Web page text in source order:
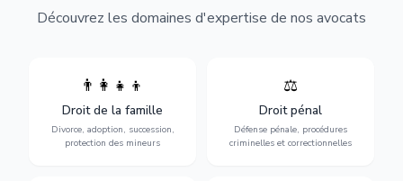
Découvrez les domaines d'expertise de nos avocats
👨‍👩‍👧‍👦
Droit de la famille
Divorce, adoption, succession,
protection des mineurs
Divorce, garde d'enfants,
adoption, succession et
protection des personnes
vulnérables.
⚖️
Droit pénal
Défense pénale, procédures
criminelles et correctionnelles
Expertise en matière pénale,
vue jusqu'au procès, pour
toute affaire correctionnelle
ou criminelle.